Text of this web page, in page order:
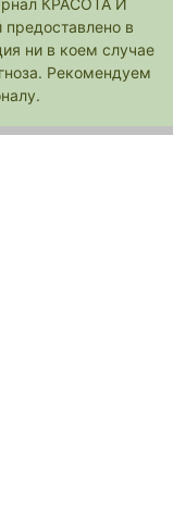
КРАСОТА И
в
ни в коем случае
Рекомендуем